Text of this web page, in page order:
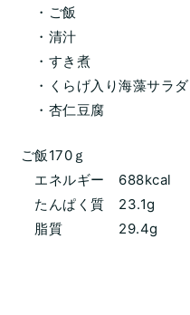
・ご飯
・清汁
・すき煮
・くらげ入り海藻サラダ
・杏仁豆腐
ご飯170ｇ
エネルギー 688kcal
たんぱく質 23.1g
脂質 29.4g